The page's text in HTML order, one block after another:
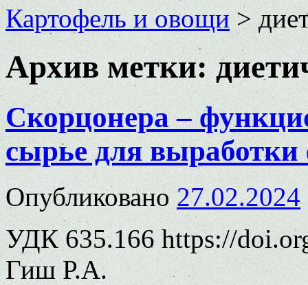
Картофель и овощи>
Архив метки:
Скорцонера –
сырье для выработки
Опубликовано 27.02.2024
УДК 635.166 https://
Гиш Р.А.